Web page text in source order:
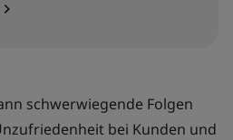
schwerwiegende Folgen
bei Kunden und